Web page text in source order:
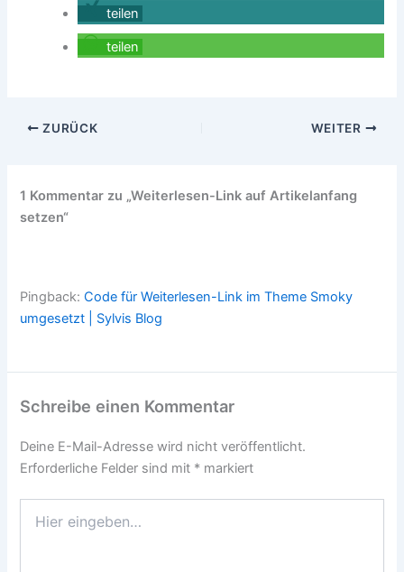
teilen
teilen
ZURÜCK WEITER
1 Kommentar zu „Weiterlesen-Link auf Artikelanfang
setzen“
Pingback:Code für Weiterlesen-Link im Theme Smoky
umgesetzt | Sylvis Blog
Schreibe einen Kommentar
Deine E-Mail-Adresse wird nicht veröffentlicht.
Erforderliche Felder sind mit * markiert
eingeben…